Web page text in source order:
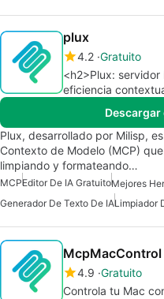
plux
4.2 Gratuito
<h2>Plux:
eficiencia
Descargar
Plux, desarrollado por Milisp,
Contexto de Modelo (MCP)
limpiando y formateando…
MCPEditor De IA Gratuito
Generador De Texto De IALimpiador
McpMacControl
4.9 Gratuito
Controla tu Mac